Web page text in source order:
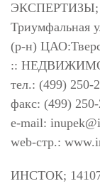
ЭКСПЕРТИЗЫ;
Триумфальная
(р-н)
::
тел.: (499)
факс: (499)
e-mail:
web-стр.:
ИНСТОК;